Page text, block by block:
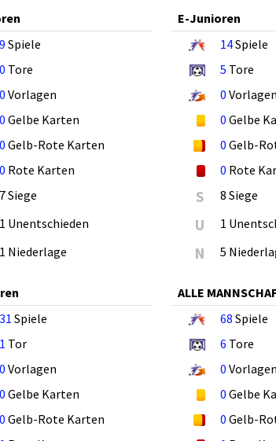
9 Spiele
0 Tore
0 Vorlagen
0 Gelbe Karten
0 Gelb-Rote Karten
0 Rote Karten
7 Siege
1 Unentschieden
1 Niederlage
E-Junioren
14Spiele
5 Tore
0 Vorlagen
0 Gelbe
0 Gelb-
0 Rote
S 8 Siege
U 1
N 5
31 Spiele
1 Tor
0 Vorlagen
0 Gelbe Karten
0 Gelb-Rote Karten
ALLE
68 Spiele
6 Tore
0 Vorlagen
0 Gelbe
0 Gelb-